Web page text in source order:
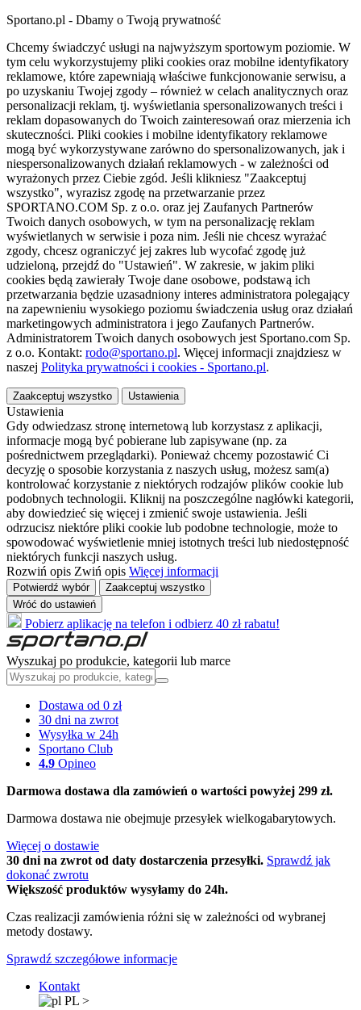
Sportano.pl - Dbamy o Twoją prywatność
Chcemy świadczyć usługi na najwyższym sportowym poziomie. W
tym celu wykorzystujemy pliki cookies oraz mobilne identyfikatory
reklamowe, które zapewniają właściwe funkcjonowanie serwisu, a
po uzyskaniu Twojej zgody – również w celach analitycznych oraz
personalizacji reklam, tj. wyświetlania spersonalizowanych treści i
reklam dopasowanych do Twoich zainteresowań oraz mierzenia ich
skuteczności. Pliki cookies i mobilne identyfikatory reklamowe
mogą być wykorzystywane zarówno do spersonalizowanych, jak i
niespersonalizowanych działań reklamowych - w zależności od
wyrażonych przez Ciebie zgód. Jeśli klikniesz "Zaakceptuj
wszystko", wyrazisz zgodę na przetwarzanie przez
SPORTANO.COM Sp. z o.o. oraz jej Zaufanych Partnerów
Twoich danych osobowych, w tym na personalizację reklam
wyświetlanych w serwisie i poza nim. Jeśli nie chcesz wyrażać
zgody, chcesz ograniczyć jej zakres lub wycofać zgodę już
udzieloną, przejdź do "Ustawień". W zakresie, w jakim pliki
cookies będą zawierały Twoje dane osobowe, podstawą ich
przetwarzania będzie uzasadniony interes administratora polegający
na zapewnieniu wysokiego poziomu świadczenia usług oraz działań
marketingowych administratora i jego Zaufanych Partnerów.
Administratorem Twoich danych osobowych jest Sportano.com Sp.
z o.o. Kontakt: rodo@sportano.pl. Więcej informacji znajdziesz w
naszej Polityka prywatności i cookies - Sportano.pl.
Zaakceptuj wszystko Ustawienia
Ustawienia
Gdy odwiedzasz stronę internetową lub korzystasz z aplikacji,
informacje mogą być pobierane lub zapisywane (np. za
pośrednictwem przeglądarki). Ponieważ chcemy pozostawić Ci
decyzję o sposobie korzystania z naszych usług, możesz sam(a)
kontrolować korzystanie z niektórych rodzajów plików cookie lub
podobnych technologii. Kliknij na poszczególne nagłówki kategorii,
aby dowiedzieć się więcej i zmienić swoje ustawienia. Jeśli
odrzucisz niektóre pliki cookie lub podobne technologie, może to
spowodować wyświetlenie mniej istotnych treści lub niedostępność
niektórych funkcji naszych usług.
Rozwiń opis Zwiń opis Więcej informacji
Potwierdź wybór
Zaakceptuj wszystko
Wróć do ustawień
Pobierz aplikację na telefon i odbierz 40 zł rabatu!
Wyszukaj po produkcie, kategorii lub marce
Dostawa od 0 zł
30 dni na zwrot
Wysyłka w 24h
Sportano Club
4.9 Opineo
Darmowa dostawa dla zamówień o wartości powyżej 299 zł.
Darmowa dostawa nie obejmuje przesyłek wielkogabarytowych.
Więcej o dostawie
30 dni na zwrot od daty dostarczenia przesyłki. Sprawdź jak
dokonać zwrotu
Większość produktów wysyłamy do 24h.
Czas realizacji zamówienia różni się w zależności od wybranej
metody dostawy.
Sprawdź szczegółowe informacje
Kontakt
PL >